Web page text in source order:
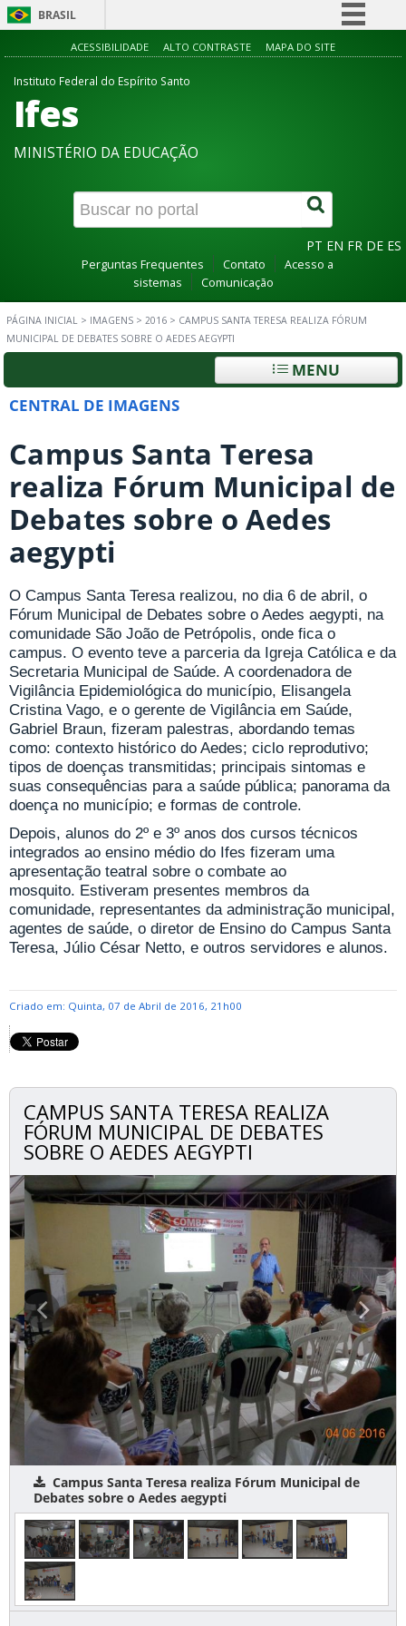
BRASIL
Simplifique!
Canais
ACESSIBILIDADE ALTO CONTRASTE MAPA DO SITE
Instituto Federal do Espírito Santo
Ifes
MINISTÉRIO DA EDUCAÇÃO
PT EN FR DE ES
Perguntas Frequentes Contato
Acesso a
sistemas
Comunicação
PÁGINA INICIAL > IMAGENS > 2016 > CAMPUS SANTA TERESA REALIZA FÓRUM
MUNICIPAL DE DEBATES SOBRE O AEDES AEGYPTI
MENU
CENTRAL DE IMAGENS
Campus Santa Teresa
realiza Fórum Municipal de
Debates sobre o Aedes
aegypti
O Campus Santa Teresa realizou, no dia 6 de abril, o
Fórum Municipal de Debates sobre o Aedes aegypti, na
comunidade São João de Petrópolis, onde fica o
campus. O evento teve a parceria da Igreja Católica e da
Secretaria Municipal de Saúde. A coordenadora de
Vigilância Epidemiológica do município, Elisangela
Cristina Vago, e o gerente de Vigilância em Saúde,
Gabriel Braun, fizeram palestras, abordando temas
como: contexto histórico do Aedes; ciclo reprodutivo;
tipos de doenças transmitidas; principais sintomas e
suas consequências para a saúde pública; panorama da
doença no município; e formas de controle.
Depois, alunos do 2º e 3º anos dos cursos técnicos
integrados ao ensino médio do Ifes fizeram uma
apresentação teatral sobre o combate ao
mosquito. Estiveram presentes membros da
comunidade, representantes da administração municipal,
agentes de saúde, o diretor de Ensino do Campus Santa
Teresa, Júlio César Netto, e outros servidores e alunos.
Criado em: Quinta, 07 de Abril de 2016, 21h00
CAMPUS SANTA TERESA REALIZA
FÓRUM MUNICIPAL DE DEBATES
SOBRE O AEDES AEGYPTI
Campus Santa Teresa realiza Fórum Municipal de
Debates sobre o Aedes aegypti